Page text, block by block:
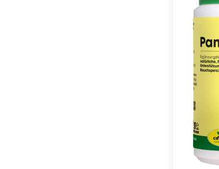
nausées,
feuilles de
spiruline,
bentonite
de
maximale
complet, à
brute 9,7%,
cellulose
Ajouter ca.
fourrage
6
env. 1
macrolides
être évitée.